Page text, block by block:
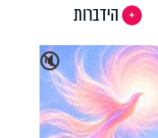
הידברות
🔇